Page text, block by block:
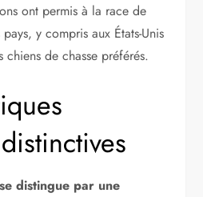
ont permis à la race de
y compris aux États-Unis
de chasse préférés.
distingue par une